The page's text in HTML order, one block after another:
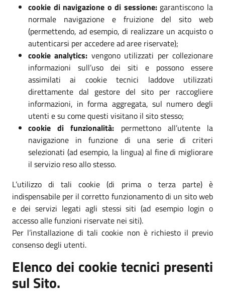
cookie di navigazione o di sessione:garantiscono la
normale navigazione e fruizione del sito web
(permettendo, ad esempio, di realizzare un acquisto o
autenticarsi per accedere ad aree riservate);
cookie analytics: vengono utilizzati per collezionare
informazioni sull’uso dei siti e possono essere
assimilati ai cookie tecnici laddove utilizzati
direttamente dal gestore del sito per raccogliere
informazioni, in forma aggregata, sul numero degli
utenti e su come questi visitano il sito stesso;
cookie di funzionalità: permettono all’utente la
navigazione in funzione di una serie di criteri
selezionati (ad esempio, la lingua) al fine di migliorare
il servizio reso allo stesso.
L’utilizzo di tali cookie (di prima o terza parte) è
indispensabile per il corretto funzionamento di un sito web
e dei servizi legati agli stessi siti (ad esempio login o
accesso alle funzioni riservate nei siti).
Per l’installazione di tali cookie non è richiesto il previo
consenso degli utenti.
Elenco dei cookie tecnici presenti
sul Sito.